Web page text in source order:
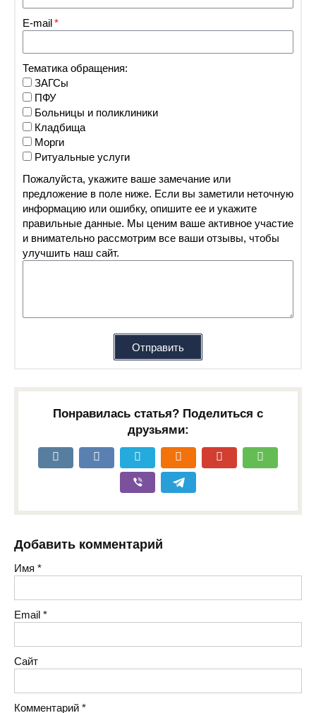
E-mail
Тематика обращения:
ЗАГСы
ПФУ
Больницы и поликлиники
Кладбища
Морги
Ритуальные услуги
Пожалуйста, укажите ваше замечание или
предложение в поле ниже. Если вы заметили неточную
информацию или ошибку, опишите ее и укажите
правильные данные. Мы ценим ваше активное участие
и внимательно рассмотрим все ваши отзывы, чтобы
улучшить наш сайт.
Отправить
Понравилась статья? Поделиться с
друзьями:
Добавить комментарий
Имя *
Email *
Сайт
Комментарий *